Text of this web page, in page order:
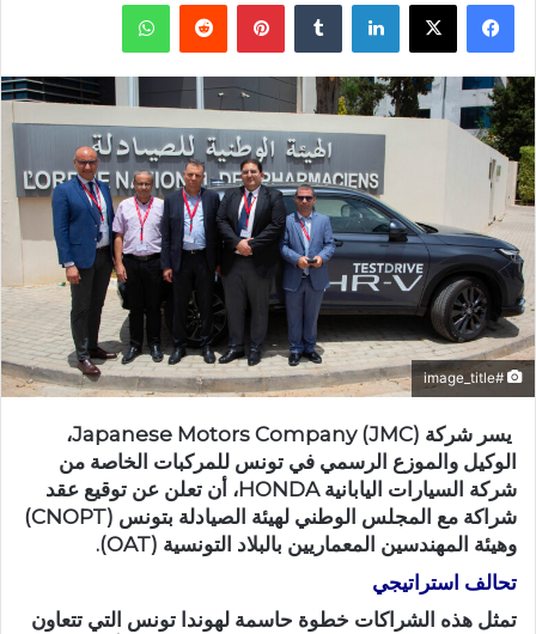
#image_title
يسر شركة Japanese Motors Company (JMC)،
الوكيل والموزع الرسمي في تونس للمركبات الخاصة من
شركة السيارات اليابانية HONDA، أن تعلن عن توقيع عقد
شراكة مع المجلس الوطني لهيئة الصيادلة بتونس (CNOPT)
وهيئة المهندسين المعماريين بالبلاد التونسية (OAT).
تحالف استراتيجي
تمثل هذه الشراكات خطوة حاسمة لهوندا تونس التي تتعاون